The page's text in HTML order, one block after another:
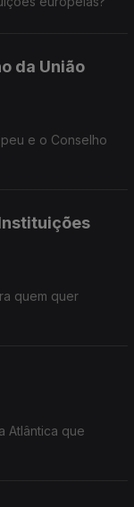
da União
e o Conselho
quem quer
Atlântica que